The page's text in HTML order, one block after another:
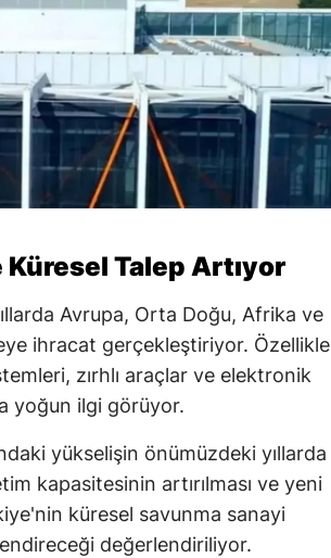
Talep Artıyor
Avrupa, Orta Doğu, Afrika ve
ihracat gerçekleştiriyor. Özellikle
zırhlı araçlar ve elektronik
yoğun ilgi görüyor.
yükselişin önümüzdeki yıllarda
kapasitesinin artırılması ve yeni
küresel savunma sanayi
değerlendiriliyor.